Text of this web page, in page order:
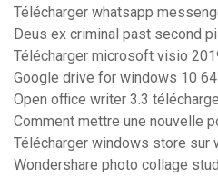
Télécharger whatsapp
Deus ex criminal past second pill
Télécharger microsoft visio
Google drive for windows 10
Open office writer 3.3
Comment mettre une nouvelle
Télécharger windows store sur
Wondershare photo collage